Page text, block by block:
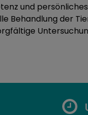
und
Behandlung der